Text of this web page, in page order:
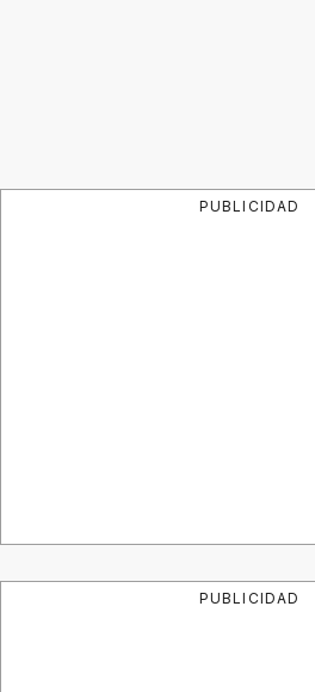
PUBLICIDAD
PUBLICIDAD